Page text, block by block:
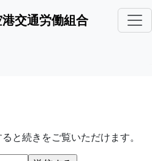
交通労働組合
と続きをご覧いただけます。